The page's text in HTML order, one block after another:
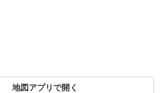
地図アプリで開く